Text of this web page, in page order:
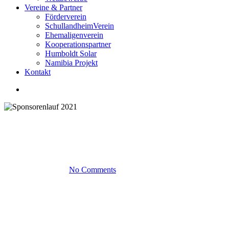
Vereine & Partner
Förderverein
SchullandheimVerein
Ehemaligenverein
Kooperationspartner
Humboldt Solar
Namibia Projekt
Kontakt
No Comments